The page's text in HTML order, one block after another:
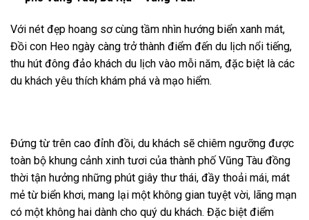
Với nét đẹp hoang sơ cùng tầm nhìn hướng biển xanh mát,
Đồi con Heo ngày càng trở thành điểm đến du lịch nổi tiếng,
thu hút đông đảo khách du lịch vào mỗi năm, đặc biệt là các
du khách yêu thích khám phá và mạo hiểm.
Đứng từ trên cao đỉnh đồi, du khách sẽ chiêm ngưỡng được
toàn bộ khung cảnh xinh tươi của thành phố Vũng Tàu đồng
thời tận hưởng những phút giây thư thái, đầy thoải mái, mát
mẻ từ biển khơi, mang lại một không gian tuyệt vời, lãng mạn
có một không hai dành cho quý du khách. Đặc biệt điểm